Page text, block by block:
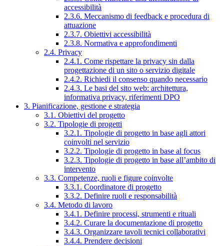
accessibilità
2.3.6. Meccanismo di feedback e procedura di
attuazione
2.3.7. Obiettivi accessibilità
2.3.8. Normativa e approfondimenti
2.4. Privacy
2.4.1. Come rispettare la privacy sin dalla
progettazione di un sito o servizio digitale
2.4.2. Richiedi il consenso quando necessario
2.4.3. Le basi del sito web: architettura,
informativa privacy, riferimenti DPO
3. Pianificazione, gestione e strategia
3.1. Obiettivi del progetto
3.2. Tipologie di progetti
3.2.1. Tipologie di progetto in base agli attori
coinvolti nel servizio
3.2.2. Tipologie di progetto in base al focus
3.2.3. Tipologie di progetto in base all’ambito di
intervento
3.3. Competenze, ruoli e figure coinvolte
3.3.1. Coordinatore di progetto
3.3.2. Definire ruoli e responsabilità
3.4. Metodo di lavoro
3.4.1. Definire processi, strumenti e rituali
3.4.2. Curare la documentazione di progetto
3.4.3. Organizzare tavoli tecnici collaborativi
3.4.4. Prendere decisioni